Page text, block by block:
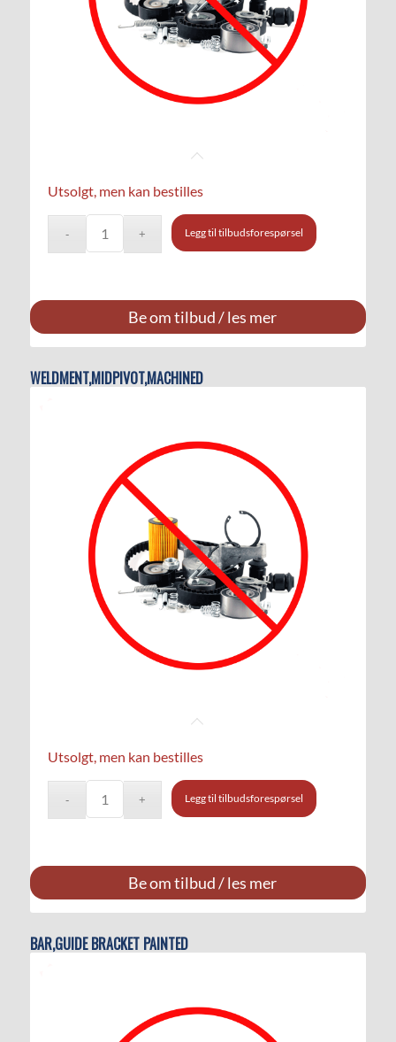
Utsolgt, men kan bestilles
Legg til tilbudsforespørsel
Be om tilbud / les mer
WELDMENT,MIDPIVOT,MACHINED
Utsolgt, men kan bestilles
Legg til tilbudsforespørsel
Be om tilbud / les mer
BAR,GUIDE BRACKET PAINTED